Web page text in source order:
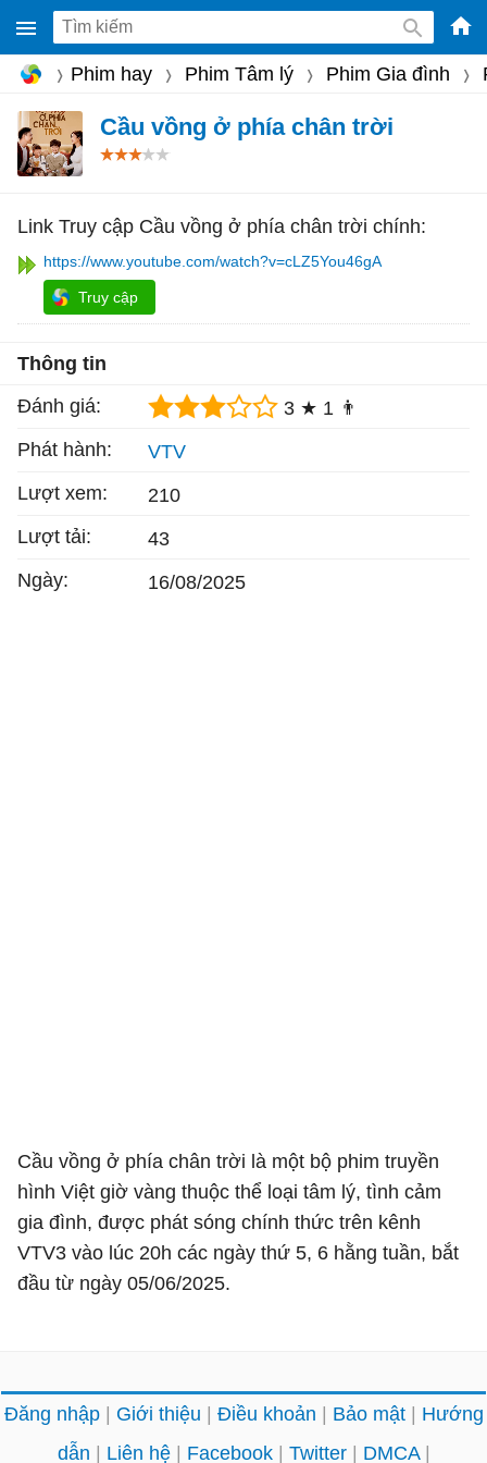
-
Phim hay Phim Tâm lý Phim Gia đình
Cầu vồng ở phía chân trời
Link Truy cập Cầu vồng ở phía chân trời chính:
https://www.youtube.com/watch?v=cLZ5You46gA
Truy cập
Thông tin
Đánh giá:
3 ★ 1 👨
Phát hành:
VTV
Lượt xem:
210
Lượt tải:
43
Ngày:
16/08/2025
Cầu vồng ở phía chân trời là một bộ phim truyền
hình Việt giờ vàng thuộc thể loại tâm lý, tình cảm
gia đình, được phát sóng chính thức trên kênh
VTV3 vào lúc 20h các ngày thứ 5, 6 hằng tuần, bắt
đầu từ ngày 05/06/2025.
Đăng nhập Giới thiệu Điều khoản Bảo mật
Hướng
dẫn
Liên hệ Facebook Twitter DMCA